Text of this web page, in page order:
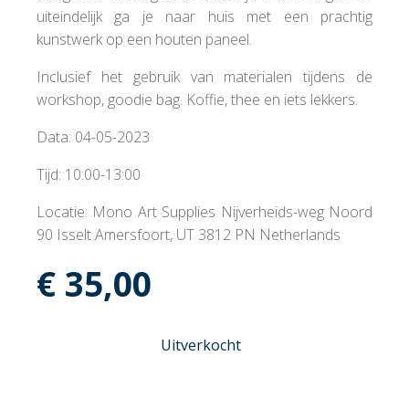
uiteindelijk ga je naar huis met een prachtig
kunstwerk op een houten paneel.
Inclusief het gebruik van materialen tijdens de
workshop, goodie bag. Koffie, thee en iets lekkers.
Data: 04-05-2023
Tijd: 10:00-13:00
Locatie: Mono Art Supplies Nijverheids-weg Noord
90 Isselt Amersfoort, UT 3812 PN Netherlands
€ 35,00
Uitverkocht